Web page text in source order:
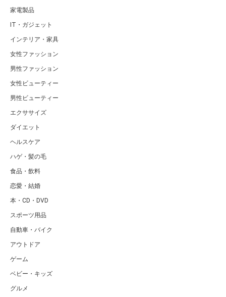
家電製品
IT・ガジェット
インテリア・家具
女性ファッション
男性ファッション
女性ビューティー
男性ビューティー
エクササイズ
ダイエット
ヘルスケア
ハゲ・髪の毛
食品・飲料
恋愛・結婚
本・CD・DVD
スポーツ用品
自動車・バイク
アウトドア
ゲーム
ベビー・キッズ
グルメ